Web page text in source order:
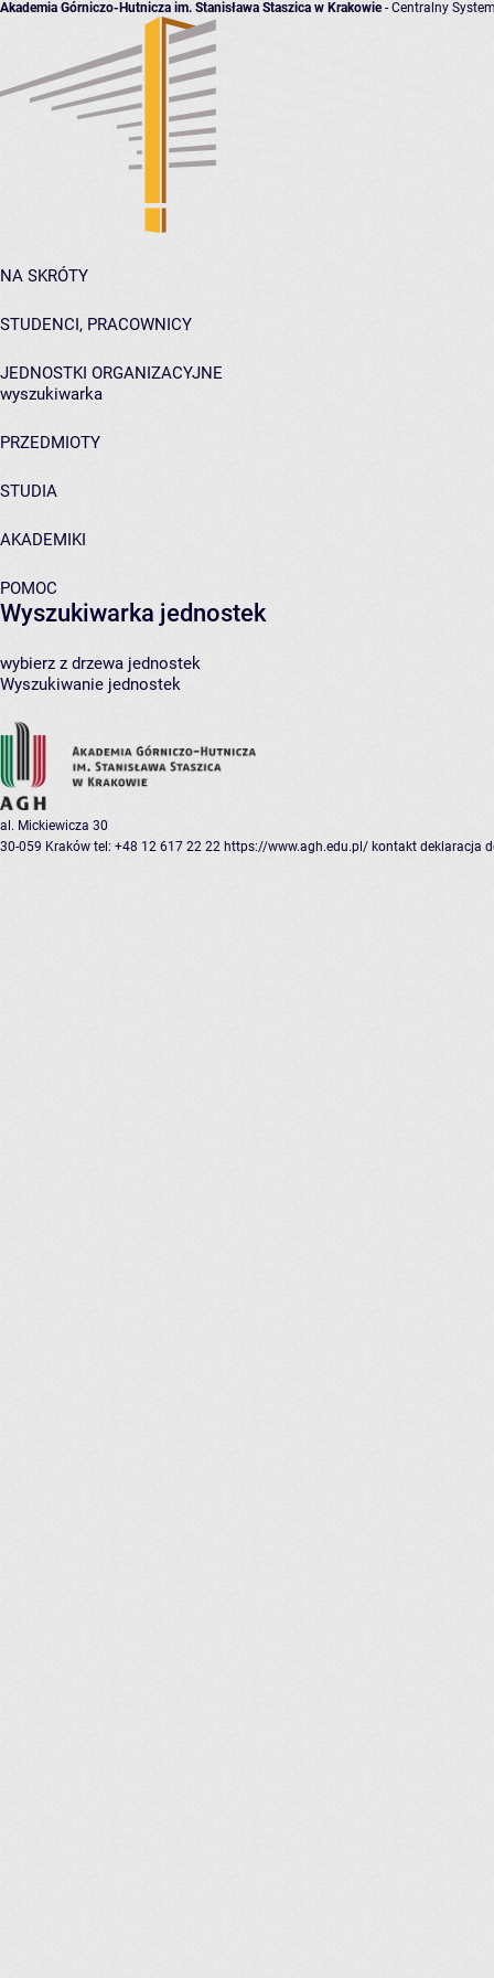
Akademia Górniczo-Hutnicza im. Stanisława Staszica w Krakowie- Centralny
NA SKRÓTY
STUDENCI, PRACOWNICY
JEDNOSTKI ORGANIZACYJNE
wyszukiwarka
PRZEDMIOTY
STUDIA
AKADEMIKI
POMOC
Wyszukiwarka jednostek
wybierz z drzewa jednostek
Wyszukiwanie jednostek
al. Mickiewicza 30
30-059 Kraków tel: +48 12 617 22 22 https://www.agh.edu.pl/ kontakt deklaracja